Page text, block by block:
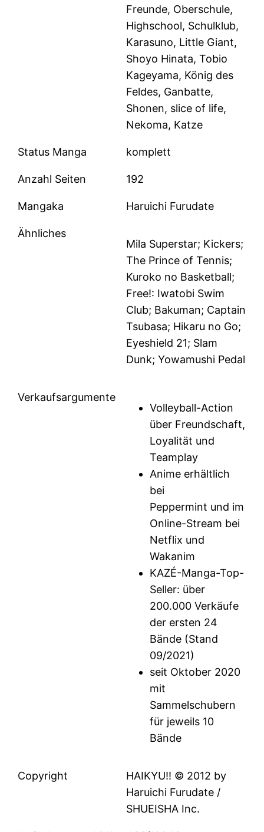
Freunde, Oberschule,
Highschool, Schulklub,
Karasuno, Little Giant,
Shoyo Hinata, Tobio
Kageyama, König des
Feldes, Ganbatte,
Shonen, slice of life,
Nekoma, Katze
Status Manga komplett
Anzahl Seiten 192
Mangaka Haruichi Furudate
Ähnliches
Mila Superstar; Kickers;
The Prince of Tennis;
Kuroko no Basketball;
Free!: Iwatobi Swim
Club; Bakuman; Captain
Tsubasa; Hikaru no Go;
Eyeshield 21; Slam
Dunk; Yowamushi Pedal
Verkaufsargumente
Volleyball-Action
über Freundschaft,
Loyalität und
Teamplay
Anime erhältlich
bei
Peppermint und im
Online-Stream bei
Netflix und
Wakanim
KAZÉ-Manga-Top-
Seller: über
200.000 Verkäufe
der ersten 24
Bände (Stand
09/2021)
seit Oktober 2020
mit
Sammelschubern
für jeweils 10
Bände
Copyright
HAIKYU!! © 2012 by
Haruichi Furudate /
SHUEISHA Inc.